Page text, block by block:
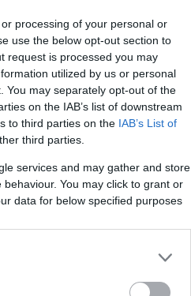
processing of your personal or
use the below opt-out section to
request is processed you may
utilized by us or personal
You may separately opt-out of the
on the IAB’s list of downstream
to third parties on the IAB’s List of
third parties.
services and may gather and store
You may click to grant or
data for below specified purposes